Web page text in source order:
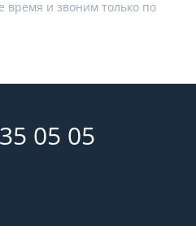
и звоним только по
05 05